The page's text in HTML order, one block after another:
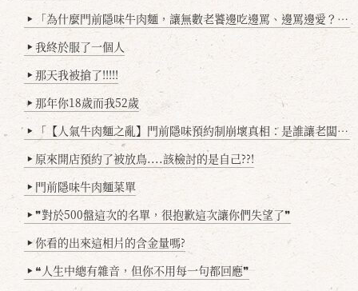
▶ 「為什麼門前隱味牛肉麵，讓無數老饕邊吃邊罵、邊罵邊愛？小辣雞揭密！」
▶ 我終於服了一個人
▶ 那天我被搶了!!!!!
▶ 那年你18歲而我52歲
▶ 「【人氣牛肉麵之亂】門前隱味預約制崩壞真相：是誰讓老闆心灰意冷？」
▶ 原來開店預約了被放鳥....該檢討的是自己??!
▶ 門前隱味牛肉麵菜單
▶ ❞對於500盤這次的名單，很抱歉這次讓你們失望了❞
▶ 你看的出來這相片的含金量嗎?
▶ ❝人生中總有雜音，但你不用每一句都回應❞